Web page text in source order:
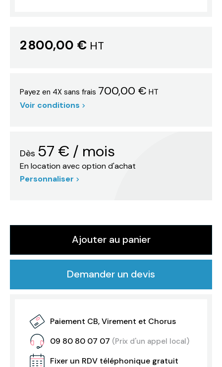
2 800,00 €HT
Payez en 4X sans frais 700,00 € HT
Voir conditions
Dès 57 € / mois
En location avec option d'achat
Personnaliser
Ajouter au panier
Demander un devis
Paiement CB, Virement et Chorus
09 80 80 07 07 (Prix d'un appel local)
Fixer un RDV téléphonique gratuit